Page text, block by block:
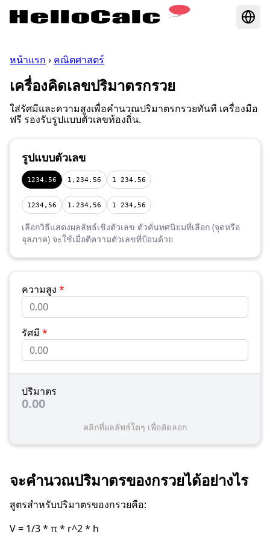
หน้าแรก › คณิตศาสตร์
เครื่องคิดเลขปริมาตรกรวย
ใส่รัศมีและความสูงเพื่อคำนวณปริมาตรกรวยทันที เครื่องมือ
ฟรี รองรับรูปแบบตัวเลขท้องถิ่น.
รูปแบบตัวเลข
1234.56 1,234.56 1 234.56
1234,56 1.234,56 1 234,56
เลือกวิธีแสดงผลลัพธ์เชิงตัวเลข ตัวคั่นทศนิยมที่เลือก (จุดหรือ
จุลภาค) จะใช้เมื่อตีความตัวเลขที่ป้อนด้วย
ความสูง *
รัศมี *
ปริมาตร
0.00
คลิกที่ผลลัพธ์ใดๆ เพื่อคัดลอก
จะคำนวณปริมาตรของกรวยได้อย่างไร
สูตรสำหรับปริมาตรของกรวยคือ:
V = 1/3 * π * r^2 * h